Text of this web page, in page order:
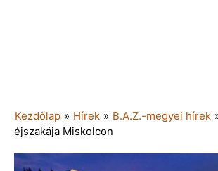
Kezdőlap » Hírek » B.A.Z.-megyei hírek
éjszakája Miskolcon